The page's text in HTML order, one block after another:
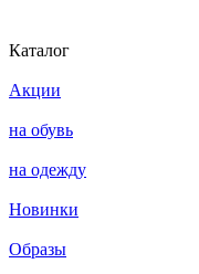
Каталог
Акции
на обувь
на одежду
Новинки
Образы